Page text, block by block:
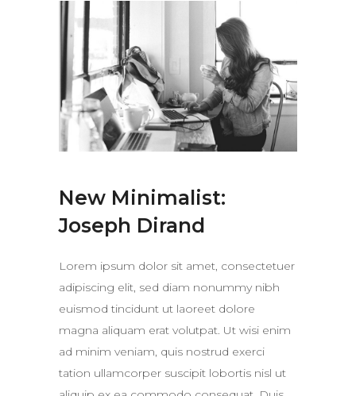
New Minimalist:
Joseph Dirand
Lorem ipsum dolor sit amet, consectetuer
adipiscing elit, sed diam nonummy nibh
euismod tincidunt ut laoreet dolore
magna aliquam erat volutpat. Ut wisi enim
ad minim veniam, quis nostrud exerci
tation ullamcorper suscipit lobortis nisl ut